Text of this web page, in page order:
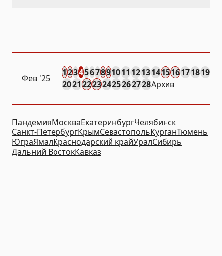
Фев '25
12345678910111213141516171819
202122232425262728Архив
ПандемияМоскваЕкатеринбургЧелябинск
Санкт-ПетербургКрымСевастопольКурганТюмень
ЮграЯмалКраснодарский крайУралСибирь
Дальний ВостокКавказ